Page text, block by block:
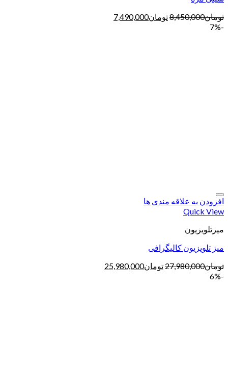
تومان8,450,000تومان7,490,000
-7%
افزودن به علاقه مندی ها
Quick View
میزتلویزیون
میز تلویزیون کالیگرافی
تومان27,980,000تومان25,980,000
-6%